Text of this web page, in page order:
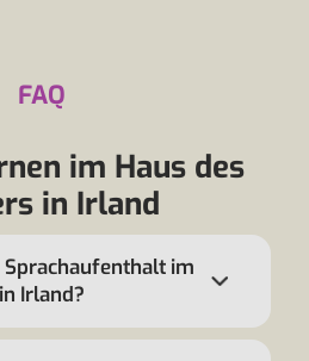
FAQ
im Haus des
in Irland
im
Irland?